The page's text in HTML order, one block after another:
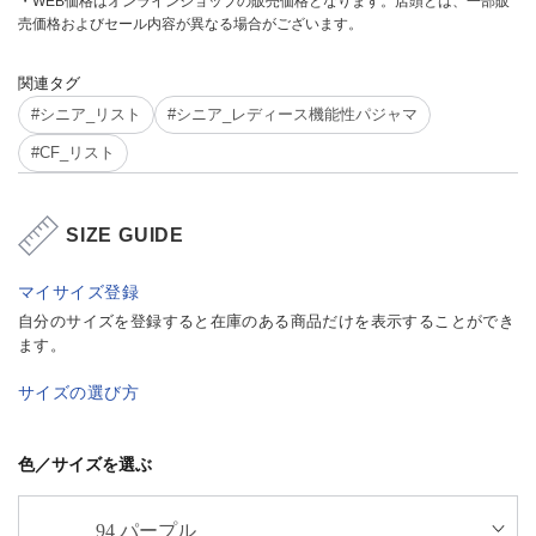
売価格およびセール内容が異なる場合がございます。
関連タグ
#シニア_リスト
#シニア_レディース機能性パジャマ
#CF_リスト
SIZE GUIDE
マイサイズ登録
自分のサイズを登録すると在庫のある商品だけを表示することができ
ます。
サイズの選び方
色／サイズを選ぶ